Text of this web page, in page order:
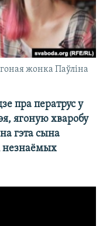
жонка Паўліна
пра ператрус у
ягоную хваробу
гэта сына
незнаёмых